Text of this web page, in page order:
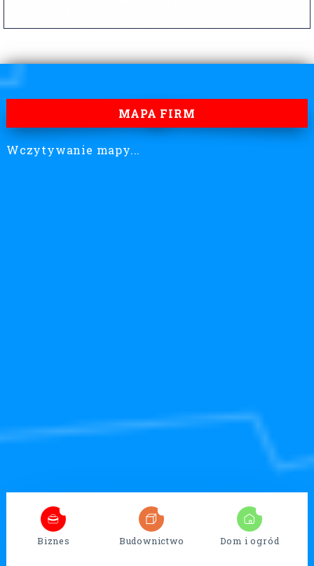
MAPA FIRM
Wczytywanie mapy...
Biznes Budownictwo Dom i ogród